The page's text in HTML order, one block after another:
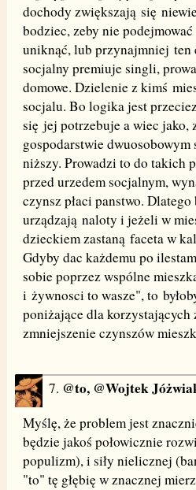
dochody zwiększają się
bodziec, zeby nie
uniknąć, lub przynajmniej ten
socjalny premiuje singli,
domowe. Dzielenie z kimś
socjalu. Bo logika jest
się jej potrzebuje a wiec jako,
gospodarstwie dwuosobowym
niższy. Prowadzi to do takich
przed urzedem socjalnym,
czynsz płaci panstwo.
urządzają naloty i jeżeli w
dzieckiem zastaną faceta w
Gdyby dac każdemu po
sobie poprzez wspólne
i żywnosci to wasze", to
poniżające dla korzystających
zmniejszenie czynszów
7. @to, @Wojtek
Myślę, że problem jest
będzie jakoś połowicznie
populizm), i siły nielicznej
"to" tę głębię w znacznej